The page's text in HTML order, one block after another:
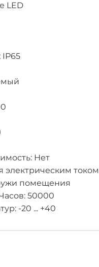
LED
Нет
помещения
50000
-20 ... +40